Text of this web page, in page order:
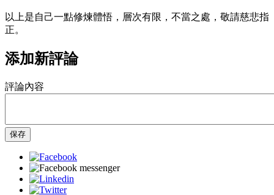
以上是自己一點修煉體悟，層次有限，不當之處，敬請慈悲指
正。
添加新評論
評論內容
保存